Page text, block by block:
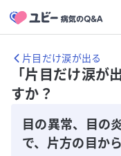
片目だけ涙が出る
「片目だけ涙が
すか？
目の異常、目の
で、片方の目か